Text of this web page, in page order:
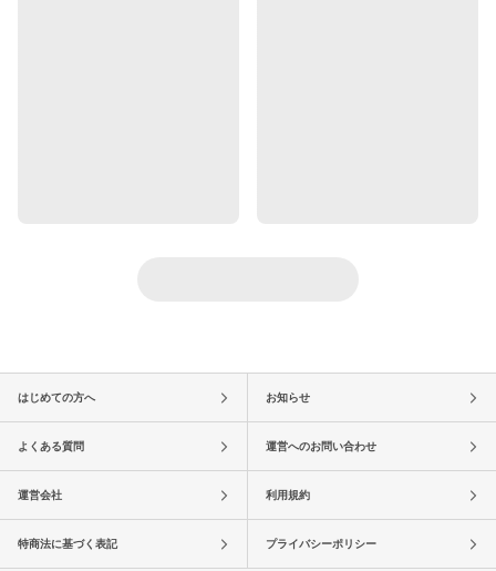
はじめての方へ お知らせ
よくある質問 運営へのお問い合わせ
運営会社 利用規約
特商法に基づく表記 プライバシーポリシー